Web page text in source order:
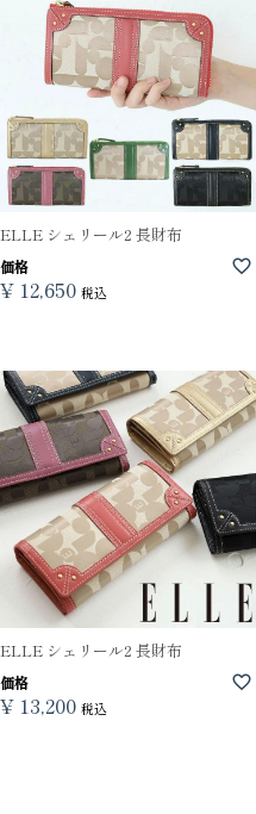
ELLE シェリール2 長財布
価格
¥ 12,650 税込
ELLE シェリール2 長財布
価格
¥ 13,200 税込